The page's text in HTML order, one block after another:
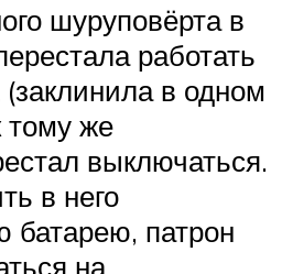
шуруповёрта в
работать
в одном
тому же
выключаться.
в него
батарею, патрон
на